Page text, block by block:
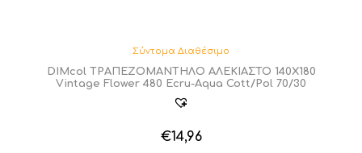
Σύντομα Διαθέσιμο
DIMcol ΤΡΑΠΕΖΟΜΑΝΤΗΛΟ ΑΛΕΚΙΑΣΤΟ 140X180
Vintage Flower 480 Ecru-Aqua Cott/Pol 70/30
€14,96